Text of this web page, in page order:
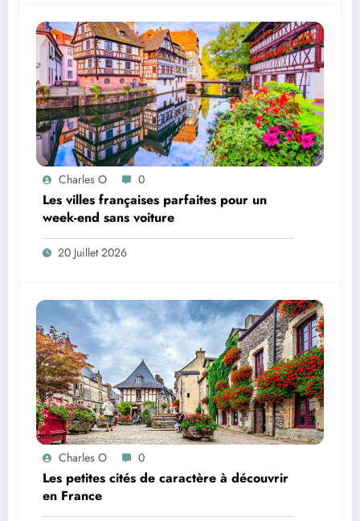
Charles O 0
Les villes françaises parfaites pour un
week-end sans voiture
20 Juillet 2026
Charles O 0
Les petites cités de caractère à découvrir
en France